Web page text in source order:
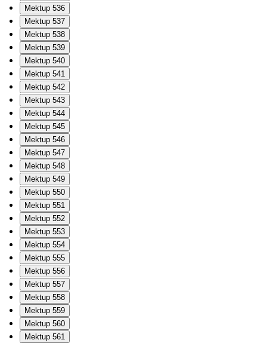
Mektup 536
Mektup 537
Mektup 538
Mektup 539
Mektup 540
Mektup 541
Mektup 542
Mektup 543
Mektup 544
Mektup 545
Mektup 546
Mektup 547
Mektup 548
Mektup 549
Mektup 550
Mektup 551
Mektup 552
Mektup 553
Mektup 554
Mektup 555
Mektup 556
Mektup 557
Mektup 558
Mektup 559
Mektup 560
Mektup 561